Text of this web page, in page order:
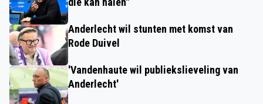
Anderlecht wil stunten met komst van
Rode Duivel
'Vandenhaute wil publiekslieveling van
Anderlecht'